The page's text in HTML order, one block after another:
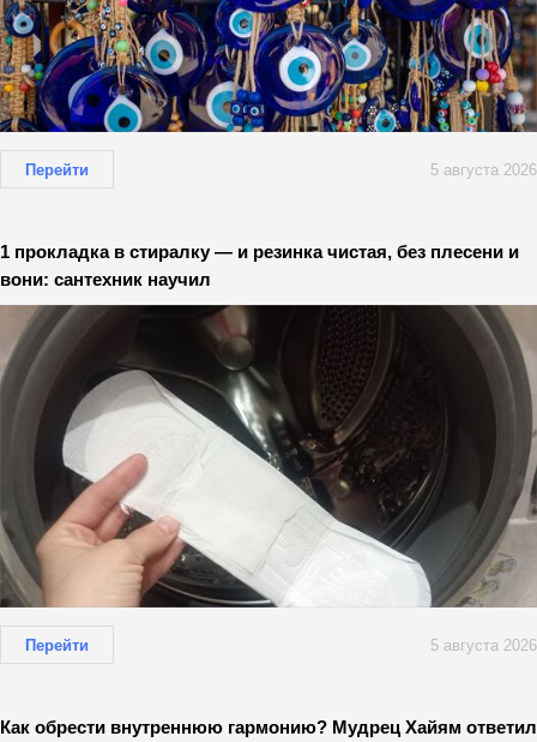
Перейти 5 августа 2026
1 прокладка в стиралку — и резинка чистая, без плесени и
вони: сантехник научил
Перейти 5 августа 2026
Как обрести внутреннюю гармонию? Мудрец Хайям ответил